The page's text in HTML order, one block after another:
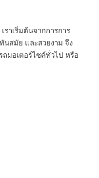
ราเริ่มต้นจากการการ
นสมัย และสวยงาม จึง
มอเตอร์ไซค์ทั่วไป หรือ